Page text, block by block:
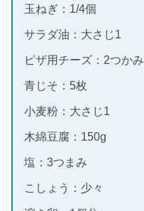
玉ねぎ：1/4個
サラダ油：大さじ1
ピザ用チーズ：2つかみ
青じそ：5枚
小麦粉：大さじ1
木綿豆腐：150g
塩：3つまみ
こしょう：少々